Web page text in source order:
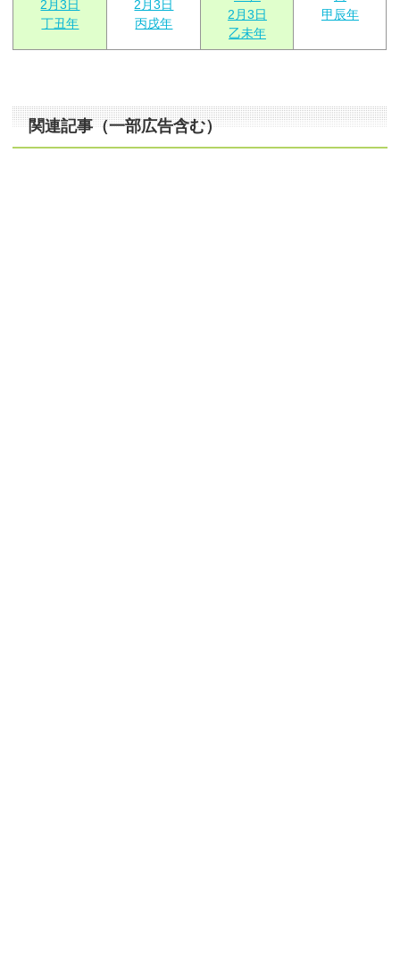
2月3日
丁丑年
2月3日
丙戌年
2月3日
乙未年
甲辰年
関連記事（一部広告含む）